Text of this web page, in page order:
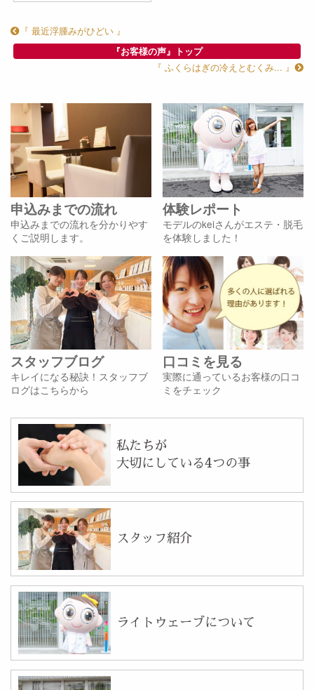
『 最近浮腫みがひどい 』
『お客様の声』トップ
『 ふくらはぎの冷えとむくみ... 』
申込みまでの流れ
申込みまでの流れを分かりやす
くご説明します。
体験レポート
モデルのkeiさんがエステ・脱毛
を体験しました！
スタッフブログ
キレイになる秘訣！スタッフブ
ログはこちらから
口コミを見る
実際に通っているお客様の口コ
ミをチェック
私たちが
大切にしている4つの事
スタッフ紹介
ライトウェーブについて